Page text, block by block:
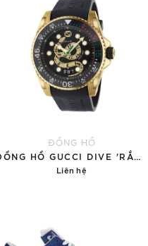
ĐỒNG HỒ
Liên hệ